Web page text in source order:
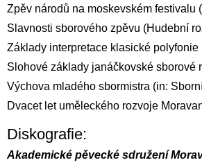
Zpěv národů na moskevském festivalu
Slavnosti sborového zpěvu (Hudební
Základy interpretace klasické polyfonie
Slohové základy janáčkovské sborové
Výchova mladého sbormistra (in:
Dvacet let uměleckého rozvoje
Diskografie:
Akademické pěvecké sdružení